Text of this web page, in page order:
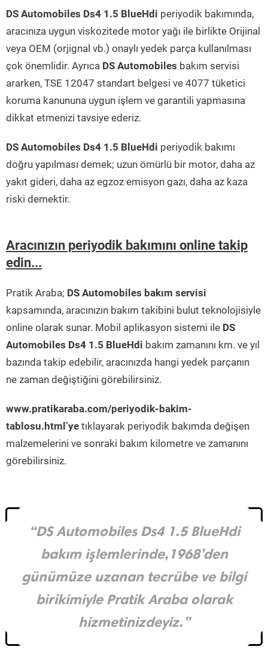
DS Automobiles Ds4 1.5 BlueHdi periyodik bakımında,
aracınıza uygun viskozitede motor yağı ile birlikte Orijinal
veya OEM (orjignal vb.) onaylı yedek parça kullanılması
çok önemlidir. Ayrıca DS Automobiles bakım servisi
ararken, TSE 12047 standart belgesi ve 4077 tüketici
koruma kanununa uygun işlem ve garantili yapmasına
dikkat etmenizi tavsiye ederiz.
DS Automobiles Ds4 1.5 BlueHdi periyodik bakımı
doğru yapılması demek; uzun ömürlü bir motor, daha az
yakıt gideri, daha az egzoz emisyon gazı, daha az kaza
riski demektir.
Aracınızın periyodik bakımını online takip
edin...
Pratik Araba; DS Automobiles bakım servisi
kapsamında, aracınızın bakım takibini bulut teknolojisiyle
online olarak sunar. Mobil aplikasyon sistemi ile DS
Automobiles Ds4 1.5 BlueHdi bakım zamanını km. ve yıl
bazında takip edebilir, aracınızda hangi yedek parçanın
ne zaman değiştiğini görebilirsiniz.
www.pratikaraba.com/periyodik-bakim-
tablosu.html’ye tıklayarak periyodik bakımda değişen
malzemelerini ve sonraki bakım kilometre ve zamanını
görebilirsiniz.
“DS Automobiles Ds4 1.5 BlueHdi
bakım işlemlerinde,1968’den
günümüze uzanan tecrübe ve bilgi
birikimiyle Pratik Araba olarak
hizmetinizdeyiz.”